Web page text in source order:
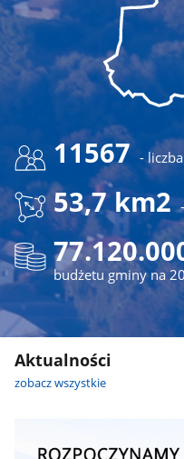
11567 -
53,7 km2
budżetu gminy na
Aktualności
zobacz wszystkie